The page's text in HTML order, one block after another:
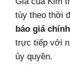
tùy theo thời
báo giá
trực tiếp với
ủy quyền.